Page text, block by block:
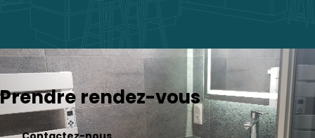
Prendre rendez-vous